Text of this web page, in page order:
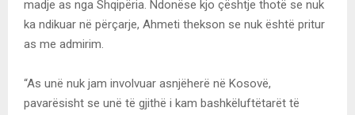
madje as nga Shqipëria. Ndonëse kjo çështje thotë se nuk
ka ndikuar në përçarje, Ahmeti thekson se nuk është pritur
as me admirim.
“As unë nuk jam involvuar asnjëherë në Kosovë,
pavarësisht se unë të gjithë i kam bashkëluftëtarët të